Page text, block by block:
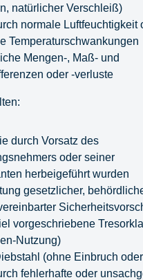
natürlicher Verschleiß)
normale Luftfeuchtigkeit
Temperaturschwankungen
Mengen-, Maß- und
oder -verluste
durch Vorsatz des
oder seiner
herbeigeführt wurden
gesetzlicher,
vorgeschriebene
Nutzung)
(ohne Einbruch
fehlerhafte oder